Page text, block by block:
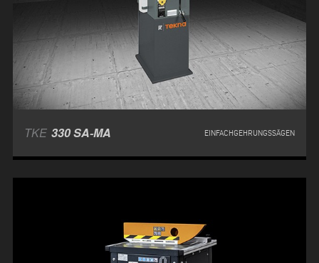
TKE 330 SA-MA EINFACHGEHRUNGSSÄGEN